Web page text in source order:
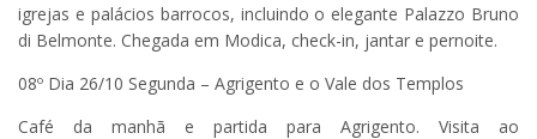
igrejas e palácios barrocos, incluindo o elegante Palazzo Bruno
di Belmonte. Chegada em Modica, check-in, jantar e pernoite.
08º Dia 26/10 Segunda – Agrigento e o Vale dos Templos
Café da manhã e partida para Agrigento. Visita ao